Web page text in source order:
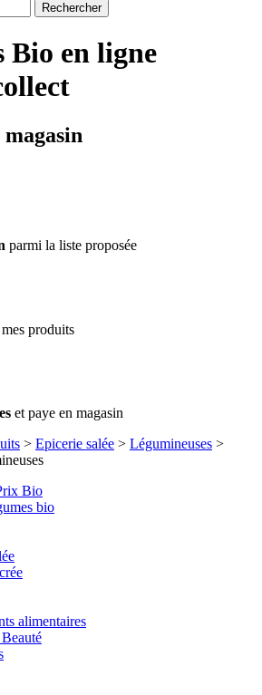
Rechercher
Bio en ligne
parmi la liste proposée
mes produits
et paye en magasin
> Epicerie salée > Légumineuses >
Bio
bio
alimentaires